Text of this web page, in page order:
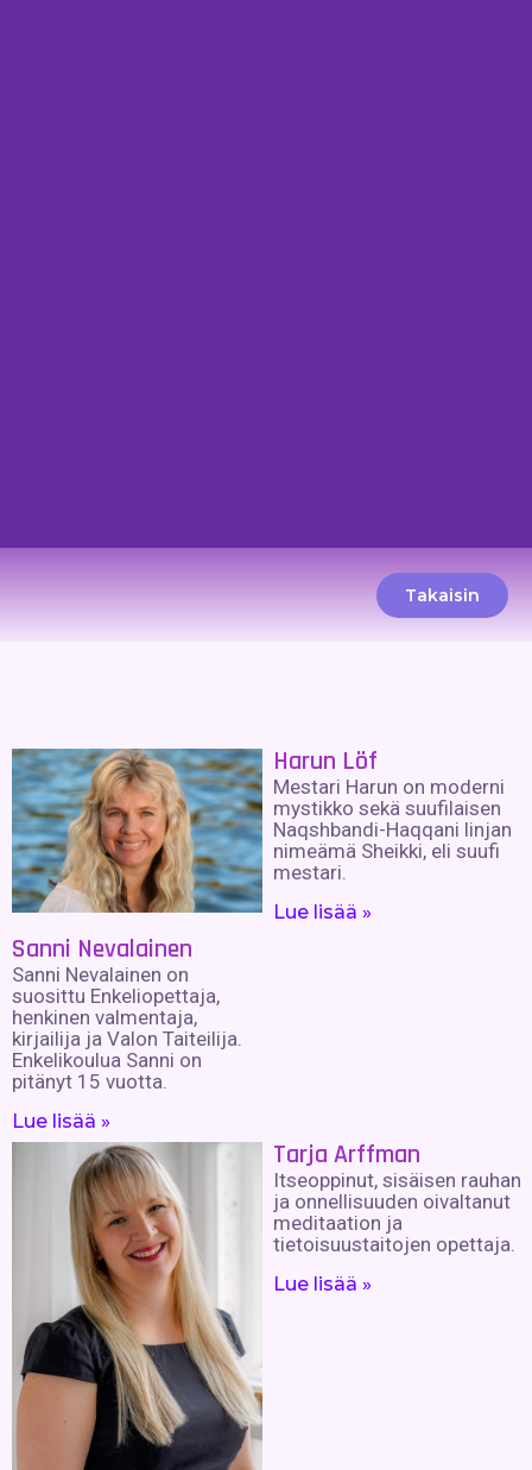
Takaisin
Sanni Nevalainen
Sanni Nevalainen on
suosittu Enkeliopettaja,
henkinen valmentaja,
kirjailija ja Valon Taiteilija.
Enkelikoulua Sanni on
pitänyt 15 vuotta.
Lue lisää »
Harun Löf
Mestari Harun on moderni
mystikko sekä suufilaisen
Naqshbandi-Haqqani linjan
nimeämä Sheikki, eli suufi
mestari.
Lue lisää »
Tarja Arffman
Itseoppinut, sisäisen rauhan
ja onnellisuuden oivaltanut
meditaation ja
tietoisuustaitojen opettaja.
Lue lisää »